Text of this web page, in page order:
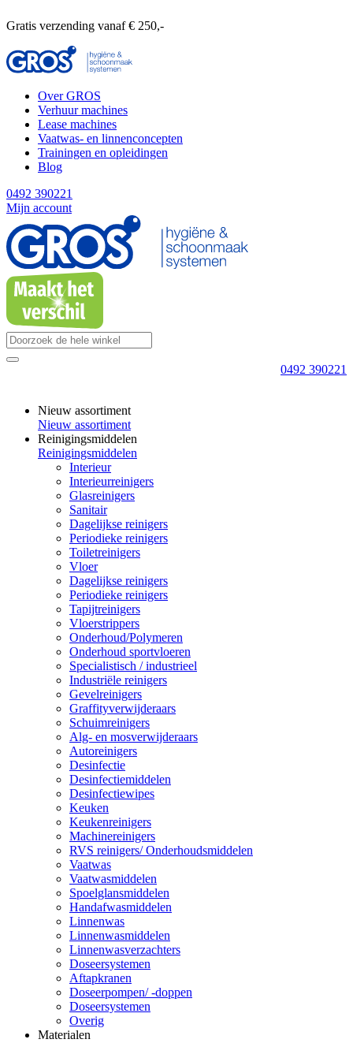
Gratis verzending vanaf € 250,-
Over GROS
Verhuur machines
Lease machines
Vaatwas- en linnenconcepten
Trainingen en opleidingen
Blog
0492 390221
Mijn account
0492 390221
Nieuw assortiment
Nieuw assortiment
Reinigingsmiddelen
Reinigingsmiddelen
Interieur
Interieurreinigers
Glasreinigers
Sanitair
Dagelijkse reinigers
Periodieke reinigers
Toiletreinigers
Vloer
Dagelijkse reinigers
Periodieke reinigers
Tapijtreinigers
Vloerstrippers
Onderhoud/Polymeren
Onderhoud sportvloeren
Specialistisch / industrieel
Industriële reinigers
Gevelreinigers
Graffityverwijderaars
Schuimreinigers
Alg- en mosverwijderaars
Autoreinigers
Desinfectie
Desinfectiemiddelen
Desinfectiewipes
Keuken
Keukenreinigers
Machinereinigers
RVS reinigers/ Onderhoudsmiddelen
Vaatwas
Vaatwasmiddelen
Spoelglansmiddelen
Handafwasmiddelen
Linnenwas
Linnenwasmiddelen
Linnenwasverzachters
Doseersystemen
Aftapkranen
Doseerpompen/ -doppen
Doseersystemen
Overig
Materialen